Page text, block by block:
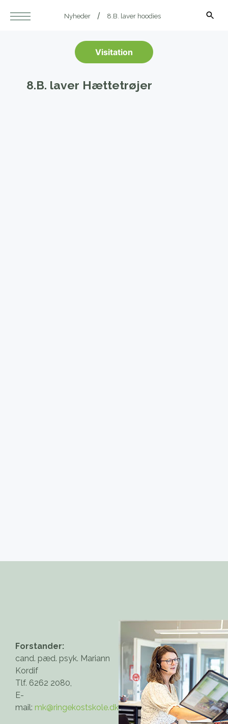
Nyheder 8.B. laver hoodies
Visitation
8.B. laver Hættetrøjer
Forstander:
cand. pæd. psyk. Mariann
Kordif
Tlf. 6262 2080,
E-
mail: mk@ringekostskole.dk